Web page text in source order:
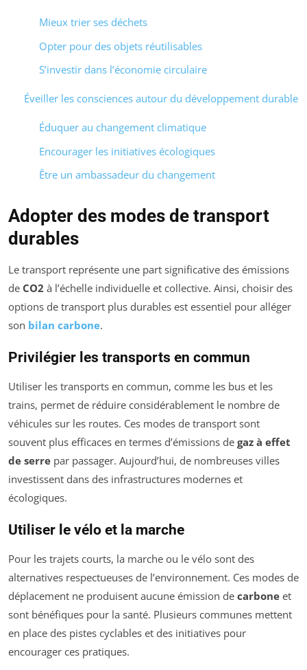
Mieux trier ses déchets
Opter pour des objets réutilisables
S’investir dans l’économie circulaire
Éveiller les consciences autour du développement durable
Éduquer au changement climatique
Encourager les initiatives écologiques
Être un ambassadeur du changement
Adopter des modes de transport
durables
Le transport représente une part significative des émissions
de CO2 à l’échelle individuelle et collective. Ainsi, choisir des
options de transport plus durables est essentiel pour alléger
son bilan carbone.
Privilégier les transports en commun
Utiliser les transports en commun, comme les bus et les
trains, permet de réduire considérablement le nombre de
véhicules sur les routes. Ces modes de transport sont
souvent plus efficaces en termes d’émissions de gaz à effet
de serre par passager. Aujourd’hui, de nombreuses villes
investissent dans des infrastructures modernes et
écologiques.
Utiliser le vélo et la marche
Pour les trajets courts, la marche ou le vélo sont des
alternatives respectueuses de l’environnement. Ces modes de
déplacement ne produisent aucune émission de carbone et
sont bénéfiques pour la santé. Plusieurs communes mettent
en place des pistes cyclables et des initiatives pour
encourager ces pratiques.